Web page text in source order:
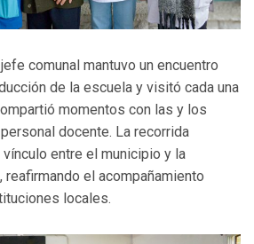
comunal mantuvo un encuentro
de la escuela y visitó cada una
momentos con las y los
docente. La recorrida
entre el municipio y la
reafirmando el acompañamiento
locales.